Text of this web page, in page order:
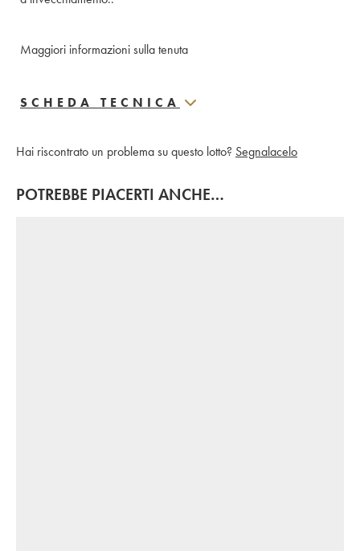
Maggiori informazioni sulla tenuta
SCHEDA TECNICA
Hai riscontrato un problema su questo lotto? Segnalacelo
POTREBBE PIACERTI ANCHE…